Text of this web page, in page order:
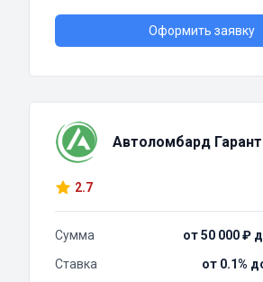
Оформить заявку
Автоломбард Гарант
2.7
Сумма
от 50 000 ₽
Ставка
от 0.1%